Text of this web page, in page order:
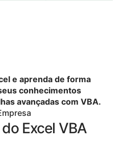
e aprenda de forma
conhecimentos
avançadas com VBA.
Excel VBA